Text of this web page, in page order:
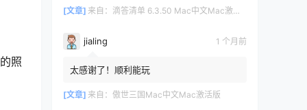
照
[文章] 来自： 滴答清单 6.3.50 Mac中文Mac激活版
jialing 1 个月前
太感谢了！顺利能玩
[文章] 来自： 傲世三国Mac中文Mac激活版